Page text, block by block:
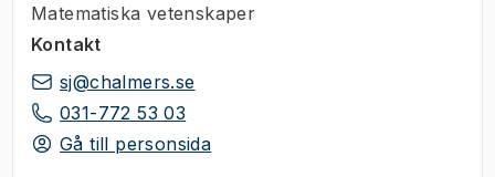
Matematiska vetenskaper
Kontakt
sj@chalmers.se
031-772 53 03
Gå till personsida